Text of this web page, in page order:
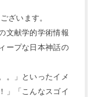
ざいます。
文献学的学術情報
ープな日本神話の
。」といったイメ
」「こんなスゴイ